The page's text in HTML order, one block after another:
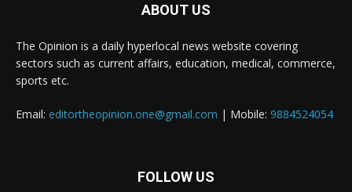
ABOUT US
The Opinion is a daily hyperlocal news website covering
sectors such as current affairs, education, medical, commerce,
sports etc.
Email: editortheopinion.one@gmail.com | Mobile: 9884524054
FOLLOW US